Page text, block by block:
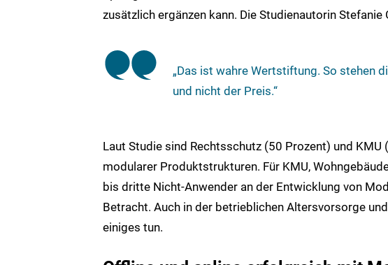
zusätzlich ergänzen kann. Die Studienautorin
„Das ist wahre Wertstiftung. So stehen
und nicht der Preis.“
Laut Studie sind Rechtsschutz (50 Prozent) und
modularer Produktstrukturen. Für KMU,
bis dritte Nicht-Anwender an der Entwicklung von
Betracht. Auch in der betrieblichen Altersvorsorge
einiges tun.